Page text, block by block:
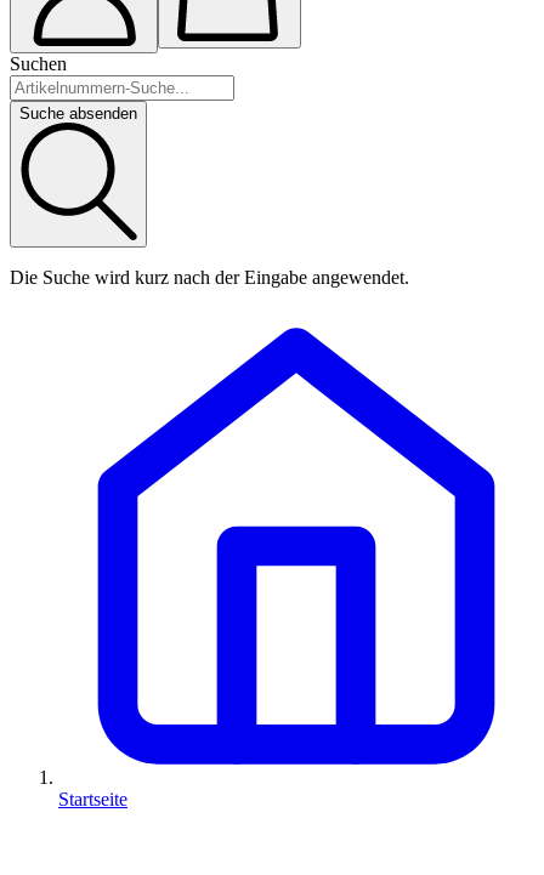
Suchen
Suche absenden
Die Suche wird kurz nach der Eingabe angewendet.
Startseite